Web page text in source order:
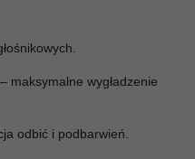
maksymalne wygładzenie
odbić i podbarwień.